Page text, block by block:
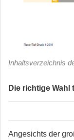
Inhaltsverzeichnis
Die richtige Wahl
Angesichts der